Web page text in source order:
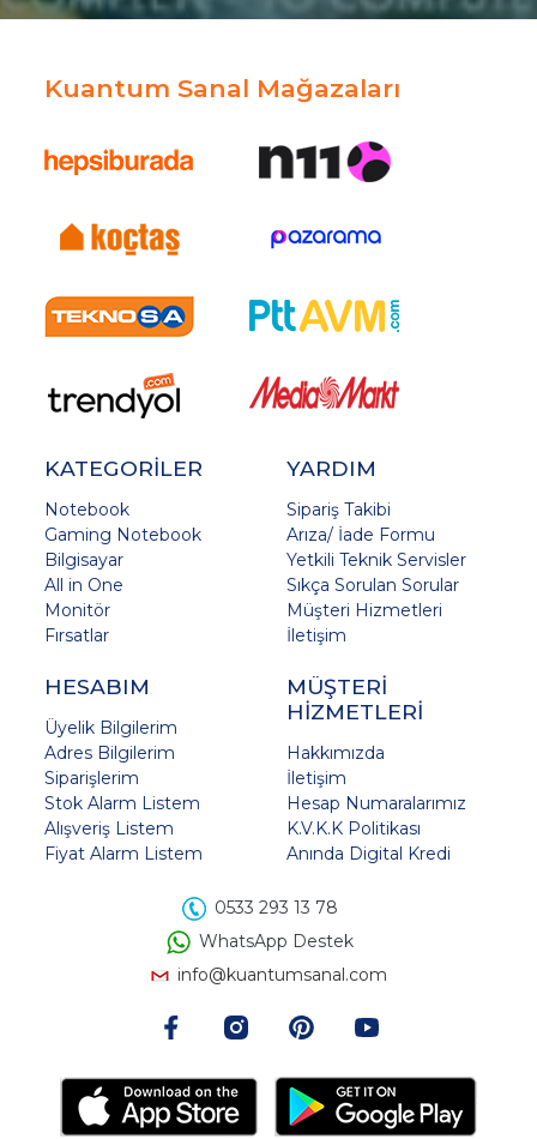
Kuantum Sanal Mağazaları
KATEGORİLER
Notebook
Gaming Notebook
Bilgisayar
All in One
Monitör
Fırsatlar
YARDIM
Sipariş Takibi
Arıza/ İade Formu
Yetkili Teknik Servisler
Sıkça Sorulan Sorular
Müşteri Hizmetleri
İletişim
HESABIM
Üyelik Bilgilerim
Adres Bilgilerim
Siparişlerim
Stok Alarm Listem
Alışveriş Listem
Fiyat Alarm Listem
MÜŞTERİ
HİZMETLERİ
Hakkımızda
İletişim
Hesap Numaralarımız
K.V.K.K Politikası
Anında Digital Kredi
0533 293 13 78
WhatsApp Destek
info@kuantumsanal.com